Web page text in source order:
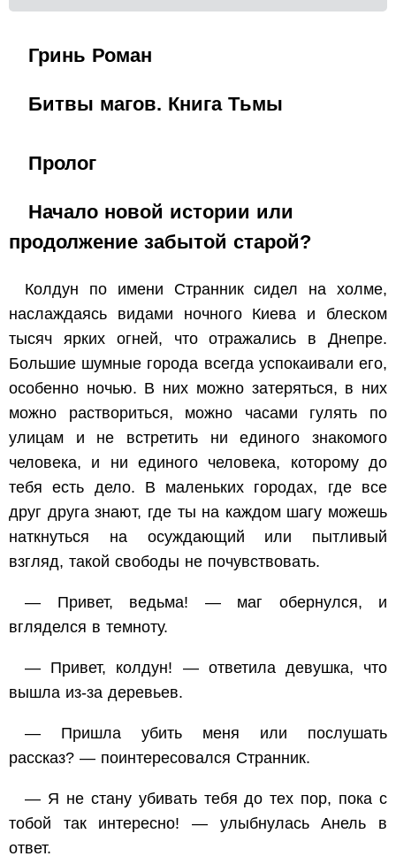
Гринь Роман
Битвы магов. Книга Тьмы
Пролог
Начало новой истории или
продолжение забытой старой?
Колдун по имени Странник сидел на холме,
наслаждаясь видами ночного Киева и блеском
тысяч ярких огней, что отражались в Днепре.
Большие шумные города всегда успокаивали его,
особенно ночью. В них можно затеряться, в них
можно раствориться, можно часами гулять по
улицам и не встретить ни единого знакомого
человека, и ни единого человека, которому до
тебя есть дело. В маленьких городах, где все
друг друга знают, где ты на каждом шагу можешь
наткнуться на осуждающий или пытливый
взгляд, такой свободы не почувствовать.
— Привет, ведьма! — маг обернулся, и
вгляделся в темноту.
— Привет, колдун! — ответила девушка, что
вышла из-за деревьев.
— Пришла убить меня или послушать
рассказ? — поинтересовался Странник.
— Я не стану убивать тебя до тех пор, пока с
тобой так интересно! — улыбнулась Анель в
ответ.